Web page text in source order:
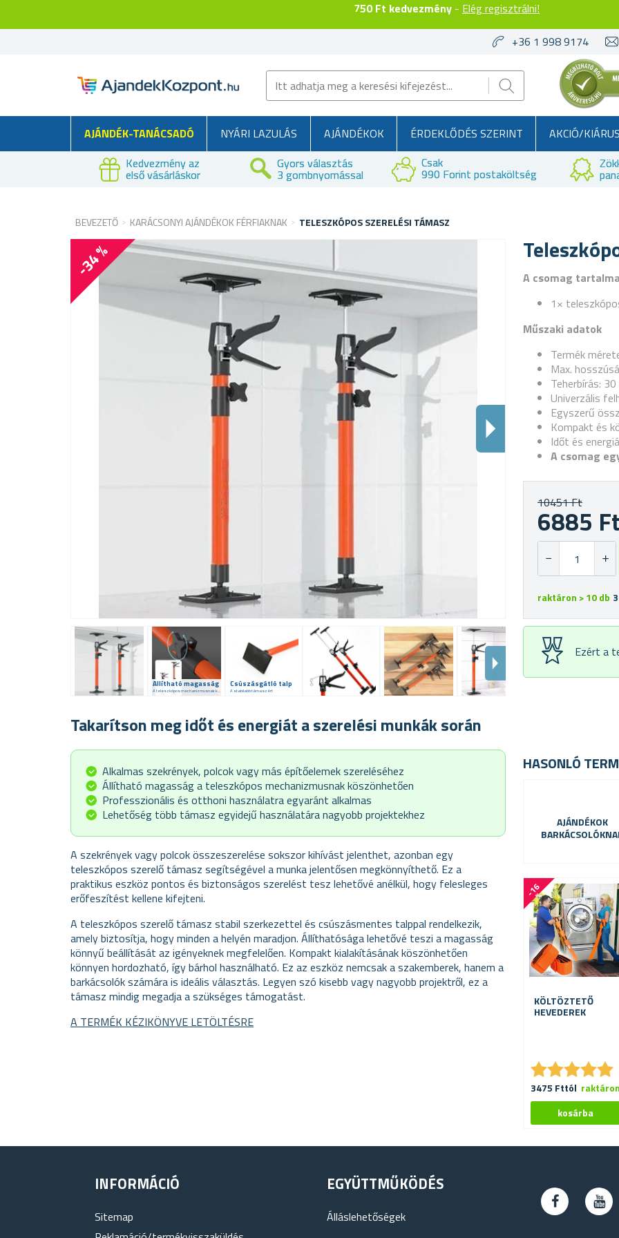
750 Ft kedvezmény - Elég regisztrálni!
+36 1 998 9174
AJÁNDÉK-TANÁCSADÓ NYÁRI LAZULÁS AJÁNDÉKOK ÉRDEKLŐDÉS SZERINT AKCIÓ/
Kedvezmény az
első vásárláskor
Gyors választás
3 gombnyomással
Csak
990 Forint postaköltség
BEVEZETŐ KARÁCSONYI AJÁNDÉKOK FÉRFIAKNAK TELESZKÓPOS SZERELÉSI TÁMASZ
-34 %
Állítható magasság
A teleszkópos mechanizmusnak köszönhetően
Csúszásgátló talp
A stabilabb támaszért
A csomag tartalma
1×
Műszaki adatok
Termék
Max.
Teherbírás: 30
Univerzális
Egyszerű
Kompakt és
Időt és
A csomag
10451 Ft
6885 Ft
raktáron > 10 db
Ezért a
Takarítson meg időt és energiát a szerelési munkák során
Alkalmas szekrények, polcok vagy más építőelemek szereléséhez
Állítható magasság a teleszkópos mechanizmusnak köszönhetően
Professzionális és otthoni használatra egyaránt alkalmas
Lehetőség több támasz egyidejű használatára nagyobb projektekhez
A szekrények vagy polcok összeszerelése sokszor kihívást jelenthet, azonban egy
teleszkópos szerelő támasz segítségével a munka jelentősen megkönnyíthető. Ez a
praktikus eszköz pontos és biztonságos szerelést tesz lehetővé anélkül, hogy felesleges
erőfeszítést kellene kifejteni.
A teleszkópos szerelő támasz stabil szerkezettel és csúszásmentes talppal rendelkezik,
amely biztosítja, hogy minden a helyén maradjon. Állíthatósága lehetővé teszi a magasság
könnyű beállítását az igényeknek megfelelően. Kompakt kialakításának köszönhetően
könnyen hordozható, így bárhol használható. Ez az eszköz nemcsak a szakemberek, hanem a
barkácsolók számára is ideális választás. Legyen szó kisebb vagy nagyobb projektről, ez a
támasz mindig megadja a szükséges támogatást.
A TERMÉK KÉZIKÖNYVE LETÖLTÉSRE
HASONLÓ
AJÁNDÉKOK
-
1
6
%
KÖLTÖZTETŐ
HEVEDEREK
★★★★★
★★★★★
3475 Fttól raktáron
INFORMÁCIÓ
Sitemap
EGYÜTTMŰKÖDÉS
Álláslehetőségek